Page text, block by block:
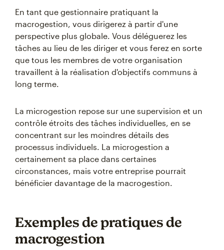
En tant que gestionnaire pratiquant la
macrogestion, vous dirigerez à partir d'une
perspective plus globale. Vous déléguerez les
tâches au lieu de les diriger et vous ferez en sorte
que tous les membres de votre organisation
travaillent à la réalisation d'objectifs communs à
long terme.
La microgestion repose sur une supervision et un
contrôle étroits des tâches individuelles, en se
concentrant sur les moindres détails des
processus individuels. La microgestion a
certainement sa place dans certaines
circonstances, mais votre entreprise pourrait
bénéficier davantage de la macrogestion.
Exemples de pratiques de
macrogestion